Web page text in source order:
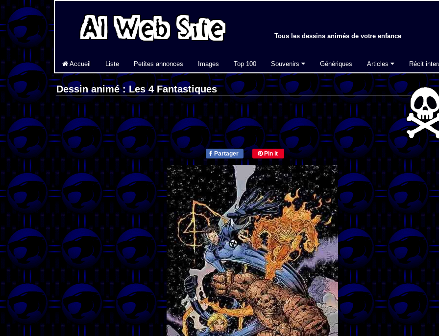
Tous les dessins animés de votre enfance
Accueil Liste Petites annonces Images Top 100 Souvenirs Génériques Articles Récit
Dessin animé : Les 4 Fantastiques
Partager Pin it